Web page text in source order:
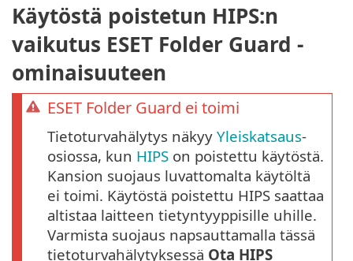
Käytöstä poistetun HIPS:n
vaikutus ESET Folder Guard -
ominaisuuteen
ESET Folder Guard ei toimi
Tietoturvahälytys näkyy Yleiskatsaus-
osiossa, kun HIPS on poistettu käytöstä.
Kansion suojaus luvattomalta käytöltä
ei toimi. Käytöstä poistettu HIPS saattaa
altistaa laitteen tietyntyyppisille uhille.
Varmista suojaus napsauttamalla tässä
tietoturvahälytyksessä Ota HIPS